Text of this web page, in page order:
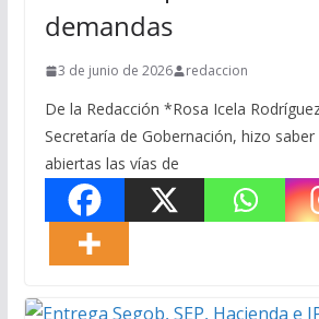
demandas
3 de junio de 2026 redaccion
De la Redacción *Rosa Icela
Secretaría de Gobernación, hizo
abiertas las vías de